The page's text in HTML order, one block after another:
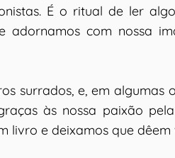
É o ritual de ler
com nossa
surrados, e, em algumas
às nossa paixão
livro e deixamos que